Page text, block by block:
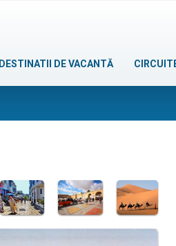
DESTINATII DE VACANTĂ